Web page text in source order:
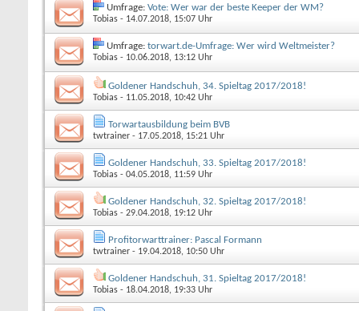
Umfrage: Vote: Wer war der beste Keeper der WM?
Tobias - 14.07.2018, 15:07 Uhr
Umfrage: torwart.de-Umfrage: Wer wird Weltmeister?
Tobias - 10.06.2018, 13:12 Uhr
Goldener Handschuh, 34. Spieltag 2017/2018!
Tobias - 11.05.2018, 10:42 Uhr
Torwartausbildung beim BVB
twtrainer - 17.05.2018, 15:21 Uhr
Goldener Handschuh, 33. Spieltag 2017/2018!
Tobias - 04.05.2018, 11:59 Uhr
Goldener Handschuh, 32. Spieltag 2017/2018!
Tobias - 29.04.2018, 19:12 Uhr
Profitorwarttrainer: Pascal Formann
twtrainer - 19.04.2018, 10:50 Uhr
Goldener Handschuh, 31. Spieltag 2017/2018!
Tobias - 18.04.2018, 19:33 Uhr